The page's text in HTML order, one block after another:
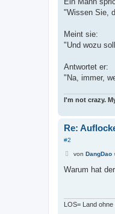
"Wissen Sie,
Meint sie:
"Und wozu
Antwortet er:
"Na, immer,
I'm not crazy.
Re:
#2
B
i
von DangDao
Warum hat
LOS= Land